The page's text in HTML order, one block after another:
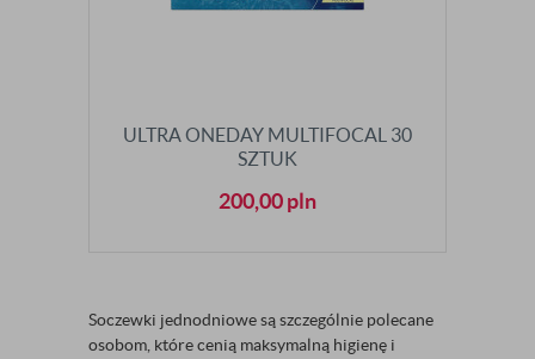
ULTRA ONEDAY MULTIFOCAL 30
SZTUK
200,00pln
Soczewki jednodniowe są szczególnie polecane
osobom, które cenią maksymalną higienę i